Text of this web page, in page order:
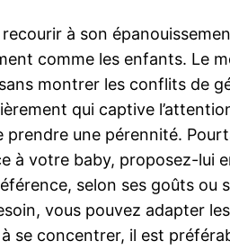
à son
comme les enfants. Le
sans montrer les conflits
qui captive
prendre une pérennité.
à votre baby, proposez-
selon ses goûts ou
vous pouvez adapter
se concentrer, il est